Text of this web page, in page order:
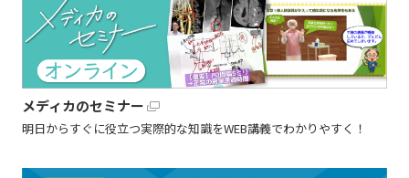
メディカのセミナー
明日からすぐに役立つ実際的な知識をWEB講義でわかりやすく！